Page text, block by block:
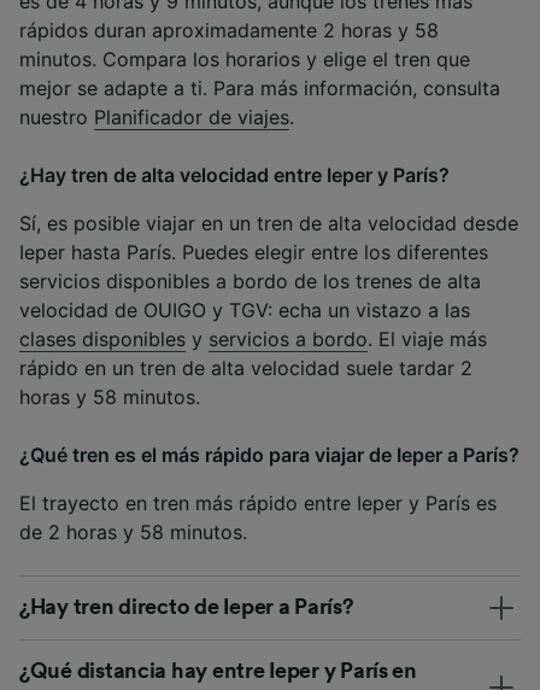
rápidos duran aproximadamente 2 horas y 58
minutos. Compara los horarios y elige el tren que
mejor se adapte a ti. Para más información, consulta
nuestro Planificador de viajes.
¿Hay tren de alta velocidad entre Ieper y París?
Sí, es posible viajar en un tren de alta velocidad desde
Ieper hasta París. Puedes elegir entre los diferentes
servicios disponibles a bordo de los trenes de alta
velocidad de OUIGO y TGV: echa un vistazo a las
clases disponibles y servicios a bordo. El viaje más
rápido en un tren de alta velocidad suele tardar 2
horas y 58 minutos.
¿Qué tren es el más rápido para viajar de Ieper a París?
El trayecto en tren más rápido entre Ieper y París es
de 2 horas y 58 minutos.
¿Hay tren directo de Ieper a París?
¿Qué distancia hay entre Ieper y París en